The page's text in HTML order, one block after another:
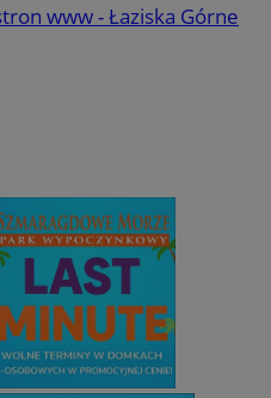
www - Łaziska Górne